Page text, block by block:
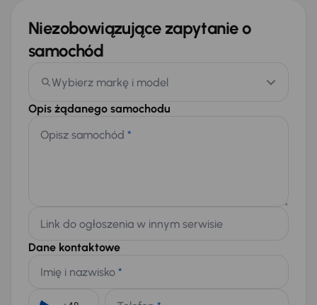
Niezobowiązujące zapytanie o
samochód
Wybierz markę i model
Opis żądanego samochodu
Opisz samochód *
Link do ogłoszenia w innym serwisie
Dane kontaktowe
Imię i nazwisko *